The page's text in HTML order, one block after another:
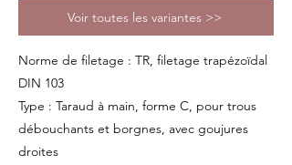
Voir toutes les variantes >>
Norme de filetage : TR, filetage trapézoïdal
DIN 103
Type : Taraud à main, forme C, pour trous
débouchants et borgnes, avec goujures
droites